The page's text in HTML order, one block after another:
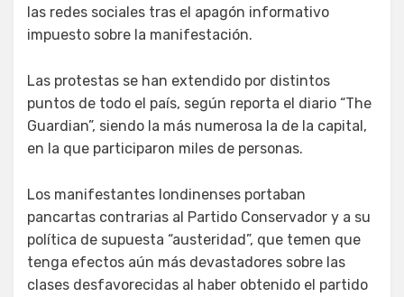
las redes sociales tras el apagón informativo
impuesto sobre la manifestación.
Las protestas se han extendido por distintos
puntos de todo el país, según reporta el diario “The
Guardian”, siendo la más numerosa la de la capital,
en la que participaron miles de personas.
Los manifestantes londinenses portaban
pancartas contrarias al Partido Conservador y a su
política de supuesta “austeridad”, que temen que
tenga efectos aún más devastadores sobre las
clases desfavorecidas al haber obtenido el partido